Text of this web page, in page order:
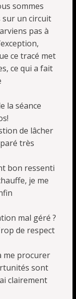
sommes
sur un circuit
pas à
ce tracé met
ce qui a fait
la séance
de lâcher
très
bon ressenti
je me
mal géré ?
de respect
me procurer
sont
clairement